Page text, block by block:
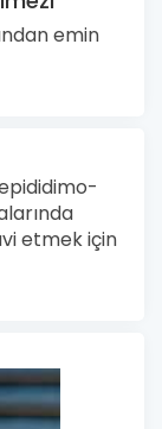
emin
etmek için